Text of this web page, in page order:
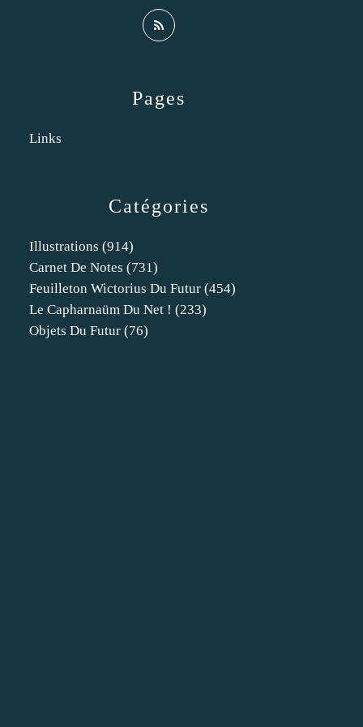
Catégories
Illustrations (914)
Carnet De Notes (731)
Feuilleton Wictorius Du Futur (454)
Le Capharnaüm Du Net ! (233)
Objets Du Futur (76)
Pages
Links